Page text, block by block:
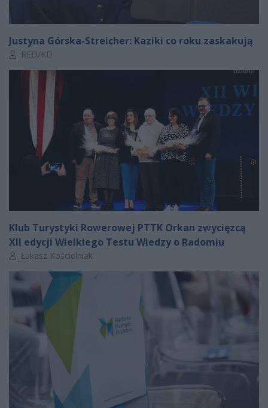
Justyna Górska-Streicher: Kaziki co roku zaskakują
Autor artykułu:
RED/KD
Klub Turystyki Rowerowej PTTK Orkan zwycięzcą
XII edycji Wielkiego Testu Wiedzy o Radomiu
Autor artykułu:
Łukasz Kościelniak